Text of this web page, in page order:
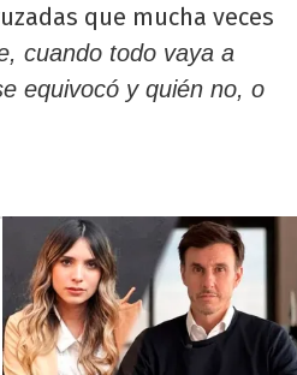
que mucha veces
cuando todo vaya a
equivocó y quién no, o